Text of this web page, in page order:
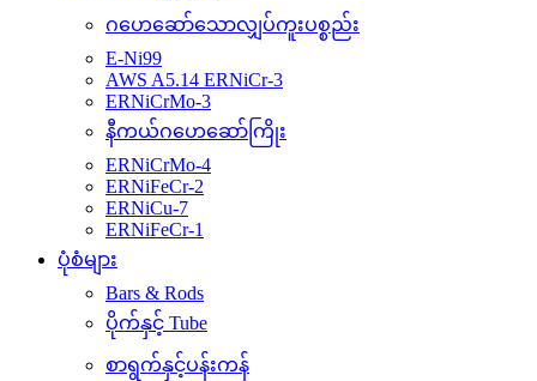
ဂဟေဆော်သောလျှပ်ကူးပစ္စည်း
E-Ni99
AWS A5.14 ERNiCr-3
ERNiCrMo-3
နီကယ်ဂဟေဆော်ကြိုး
ERNiCrMo-4
ERNiFeCr-2
ERNiCu-7
ERNiFeCr-1
ပုံစံများ
Bars & Rods
ပိုက်နှင့် Tube
စာရွက်နှင့်ပန်းကန်